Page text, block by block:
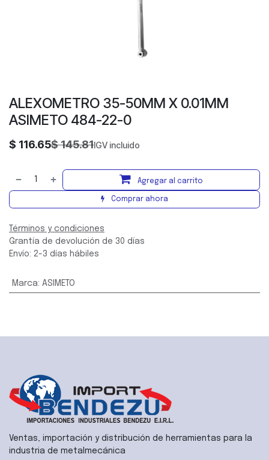
ALEXOMETRO 35-50MM X 0.01MM
ASIMETO 484-22-0
$ 116.65$145.81IGV incluido
Agregar al carrito
Comprar ahora
Términos y condiciones
Grantía de devolución de 30 días
Envío: 2-3 días hábiles
Marca: ASIMETO
Ventas, importación y distribución de herramientas para la
industria de metalmecánica